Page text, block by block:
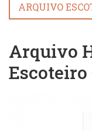
ARQUIVO
Arquivo